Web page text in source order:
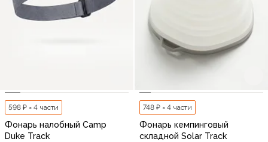
598 ₽ × 4 части
Фонарь налобный Camp
Duke Track
748 ₽ × 4 части
Фонарь кемпинговый
складной Solar Track